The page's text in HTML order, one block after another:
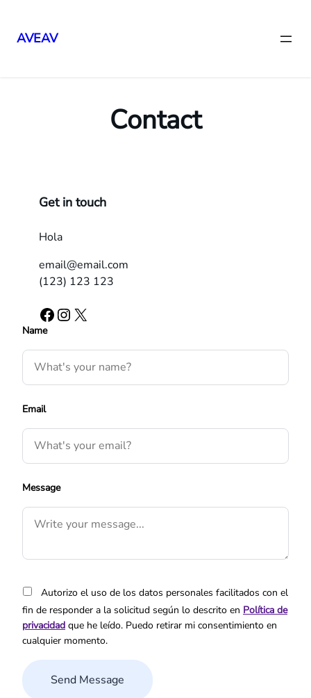
AVEAV
Contact
Get in touch
Hola
email@email.com
(123) 123 123
Facebook Instagram X
Name
Email
Message
Autorizo el uso de los datos personales facilitados con el
fin de responder a la solicitud según lo descrito en Política de
privacidad que he leído. Puedo retirar mi consentimiento en
cualquier momento.